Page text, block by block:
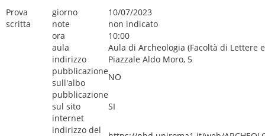
Prova
scritta
giorno
10/07/2023
note
non indicato
ora
10:00
aula
Aula di Archeologia (Facoltà di Lettere
indirizzo
Piazzale Aldo Moro, 5
pubblicazione
sull'albo
NO
pubblicazione
sul sito
internet
SI
indirizzo del